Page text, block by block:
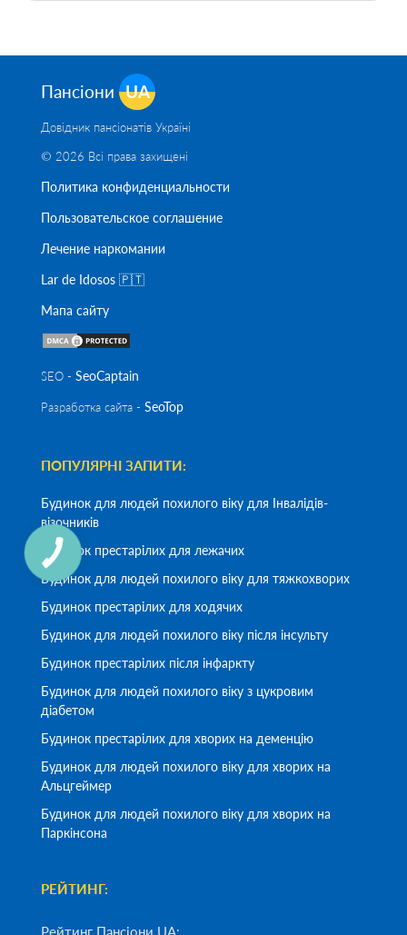
Пансіони UA
Довідник пансіонатів Україні
© 2026 Всі права захищені
Политика конфиденциальности
Пользовательское соглашение
Лечение наркомании
Lar de Idosos 🇵🇹
Мапа сайту
SEO - SeoСaptain
Разработка сайта - SeoTop
ПОПУЛЯРНІ ЗАПИТИ:
Будинок для людей похилого віку для Інвалідів-
візочників
Будинок престарілих для лежачих
Будинок для людей похилого віку для тяжкохворих
Будинок престарілих для ходячих
Будинок для людей похилого віку після інсульту
Будинок престарілих після інфаркту
Будинок для людей похилого віку з цукровим
діабетом
Будинок престарілих для хворих на деменцію
Будинок для людей похилого віку для хворих на
Альцгеймер
Будинок для людей похилого віку для хворих на
Паркінсона
РЕЙТИНГ: